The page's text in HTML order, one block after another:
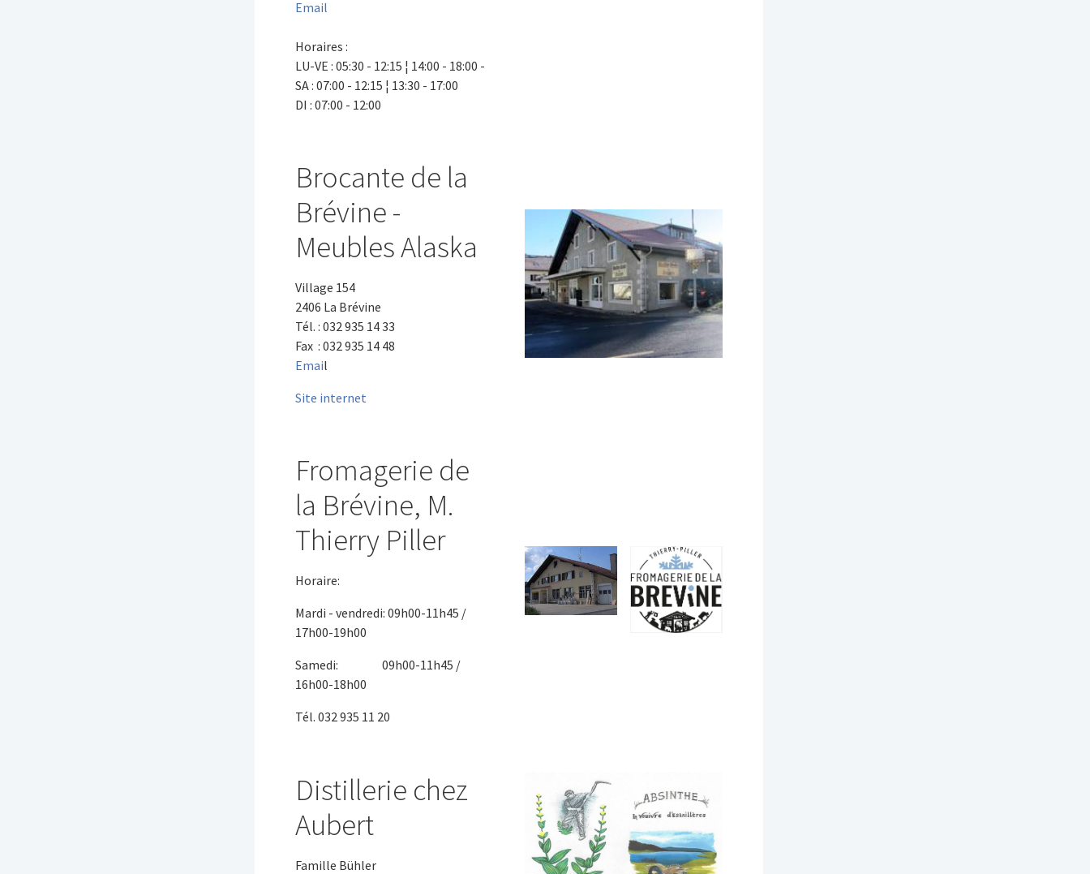
Email
Horaires :
LU-VE : 05:30 - 12:15 ¦ 14:00 - 18:00 -
SA : 07:00 - 12:15 ¦ 13:30 - 17:00
DI : 07:00 - 12:00
Brocante de la
Brévine -
Meubles Alaska
Village 154
2406 La Brévine
Tél. : 032 935 14 33
Fax : 032 935 14 48
Email
Site internet
Fromagerie de
la Brévine, M.
Thierry Piller
Horaire:
Mardi - vendredi: 09h00-11h45 /
17h00-19h00
Samedi: 09h00-11h45 /
16h00-18h00
Tél. 032 935 11 20
Distillerie chez
Aubert
Famille Bühler